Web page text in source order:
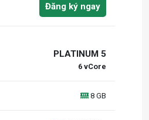
Đăng ký ngay
PLATINUM 5
6 vCore
8 GB